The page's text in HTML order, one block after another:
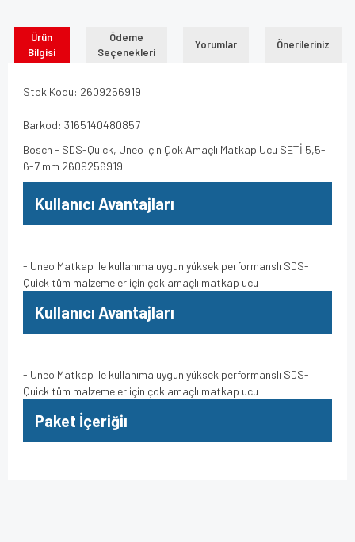
Ürün
Bilgisi
Ödeme
Seçenekleri
Yorumlar Önerileriniz
Stok Kodu: 2609256919
Barkod: 3165140480857
Bosch - SDS-Quick, Uneo için Çok Amaçlı Matkap Ucu SETİ 5,5-
6-7 mm 2609256919
Kullanıcı Avantajları
- Uneo Matkap ile kullanıma uygun yüksek performanslı SDS-
Quick tüm malzemeler için çok amaçlı matkap ucu
Kullanıcı Avantajları
- Uneo Matkap ile kullanıma uygun yüksek performanslı SDS-
Quick tüm malzemeler için çok amaçlı matkap ucu
Paket İçeriğiı